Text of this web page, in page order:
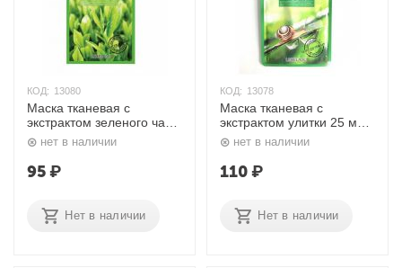
КОД: 13080
Маска тканевая с
экстрактом зеленого чая
25 мл. Lebelage
нет в наличии
95₽
Нет в наличии
КОД: 13078
Маска тканевая с
экстрактом улитки 25 мл.
Lebelage
нет в наличии
110₽
Нет в наличии